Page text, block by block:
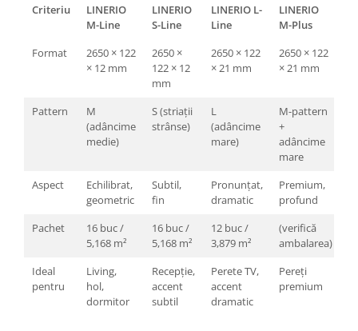
Criteriu
LINERIO
M-Line
LINERIO
S-Line
LINERIO L-
Line
LINERIO
M-Plus
Format
2650 × 122
× 12 mm
2650 ×
122 × 12
mm
2650 × 122
× 21 mm
2650 × 122
× 21 mm
Pattern
M
(adâncime
medie)
S (striații
strânse)
L
(adâncime
mare)
M-pattern
+
adâncime
mare
Aspect
Echilibrat,
geometric
Subtil,
fin
Pronunțat,
dramatic
Premium,
profund
Pachet
16 buc /
5,168 m²
16 buc /
5,168 m²
12 buc /
3,879 m²
(verifică
ambalarea)
Ideal
pentru
Living,
hol,
dormitor
Recepție,
accent
subtil
Perete TV,
accent
dramatic
Pereți
premium